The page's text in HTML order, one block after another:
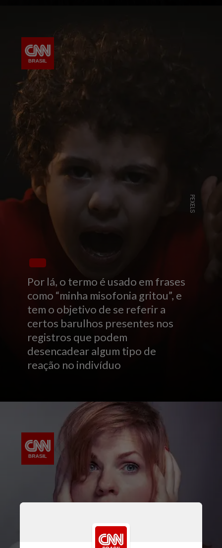
Por lá, o termo é usado em frases
como “minha misofonia gritou”, e
tem o objetivo de se referir a
certos barulhos presentes nos
registros que podem
desencadear algum tipo de
reação no indivíduo
PEXELS